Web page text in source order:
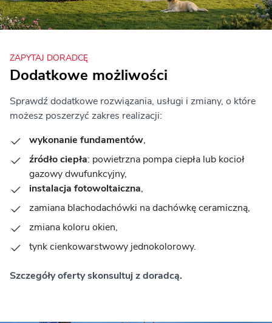
ZAPYTAJ DORADCĘ
Dodatkowe możliwości
Sprawdź dodatkowe rozwiązania, usługi i zmiany, o które
możesz poszerzyć zakres realizacji:
wykonanie fundamentów,
źródło ciepła: powietrzna pompa ciepła lub kocioł
gazowy dwufunkcyjny,
instalacja fotowoltaiczna,
zamiana blachodachówki na dachówkę ceramiczną,
zmiana koloru okien,
tynk cienkowarstwowy jednokolorowy.
Szczegóły oferty skonsultuj z doradcą.